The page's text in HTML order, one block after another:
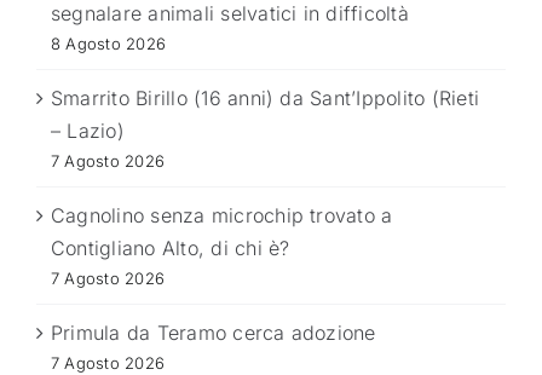
segnalare animali selvatici in difficoltà
8 Agosto 2026
Smarrito Birillo (16 anni) da Sant’Ippolito (Rieti
– Lazio)
7 Agosto 2026
Cagnolino senza microchip trovato a
Contigliano Alto, di chi è?
7 Agosto 2026
Primula da Teramo cerca adozione
7 Agosto 2026